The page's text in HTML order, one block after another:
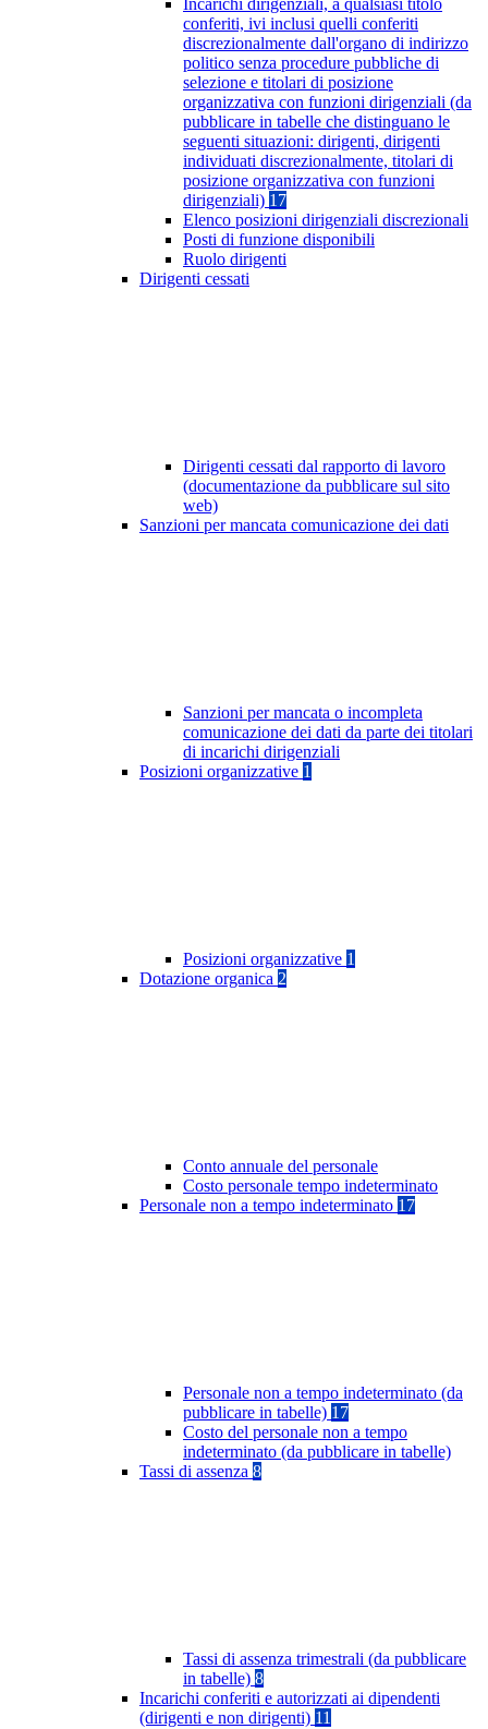
Incarichi dirigenziali, a qualsiasi titolo
conferiti, ivi inclusi quelli conferiti
discrezionalmente dall'organo di indirizzo
politico senza procedure pubbliche di
selezione e titolari di posizione
organizzativa con funzioni dirigenziali (da
pubblicare in tabelle che distinguano le
seguenti situazioni: dirigenti, dirigenti
individuati discrezionalmente, titolari di
posizione organizzativa con funzioni
dirigenziali) 17
Elenco posizioni dirigenziali discrezionali
Posti di funzione disponibili
Ruolo dirigenti
Dirigenti cessati
Dirigenti cessati dal rapporto di lavoro
(documentazione da pubblicare sul sito
web)
Sanzioni per mancata comunicazione dei dati
Sanzioni per mancata o incompleta
comunicazione dei dati da parte dei titolari
di incarichi dirigenziali
Posizioni organizzative 1
Posizioni organizzative 1
Dotazione organica 2
Conto annuale del personale
Costo personale tempo indeterminato
Personale non a tempo indeterminato 17
Personale non a tempo indeterminato (da
pubblicare in tabelle) 17
Costo del personale non a tempo
indeterminato (da pubblicare in tabelle)
Tassi di assenza 8
Tassi di assenza trimestrali (da pubblicare
in tabelle) 8
Incarichi conferiti e autorizzati ai dipendenti
(dirigenti e non dirigenti) 11